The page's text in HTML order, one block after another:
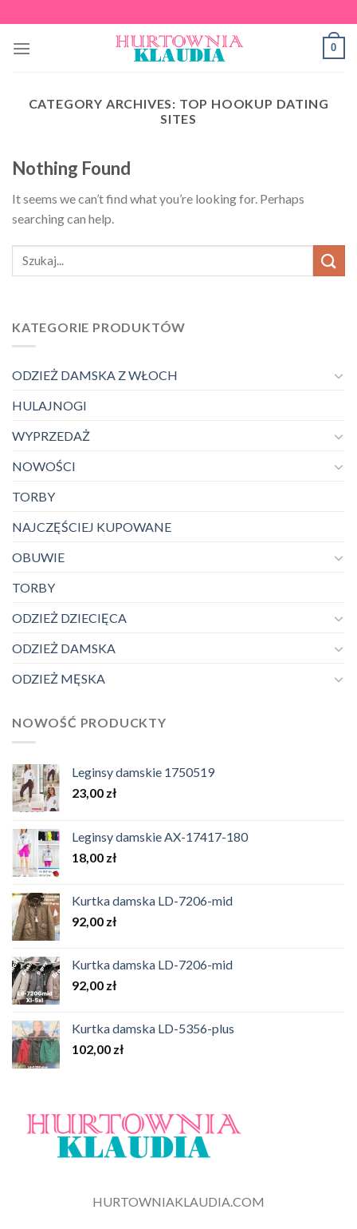
to
content
0
CATEGORY ARCHIVES: TOP HOOKUP DATING
SITES
Nothing Found
It seems we can’t find what you’re looking for. Perhaps
searching can help.
KATEGORIE PRODUKTÓW
ODZIEŻ DAMSKA Z WŁOCH
HULAJNOGI
WYPRZEDAŻ
NOWOŚCI
TORBY
NAJCZĘŚCIEJ KUPOWANE
OBUWIE
TORBY
ODZIEŻ DZIECIĘCA
ODZIEŻ DAMSKA
ODZIEŻ MĘSKA
NOWOŚĆ PRODUCKTY
Leginsy damskie 1750519
23,00 zł
Leginsy damskie AX-17417-180
18,00 zł
Kurtka damska LD-7206-mid
92,00 zł
Kurtka damska LD-7206-mid
92,00 zł
Kurtka damska LD-5356-plus
102,00 zł
HURTOWNIAKLAUDIA.COM